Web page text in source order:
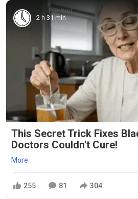
2 h 31 min
This Secret Trick Fixes
Doctors Couldn't Cure!
More
255 81 304